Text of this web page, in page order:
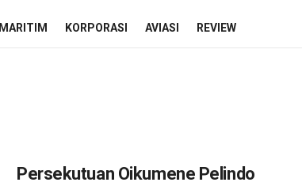
MARITIM KORPORASI AVIASI REVIEW
Persekutuan Oikumene Pelindo